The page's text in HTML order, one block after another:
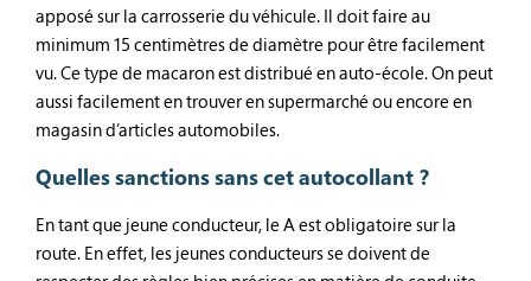
apposé sur la carrosserie du véhicule. Il doit faire au
minimum 15 centimètres de diamètre pour être facilement
vu. Ce type de macaron est distribué en auto-école. On peut
aussi facilement en trouver en supermarché ou encore en
magasin d’articles automobiles.
Quelles sanctions sans cet autocollant ?
En tant que jeune conducteur, le A est obligatoire sur la
route. En effet, les jeunes conducteurs se doivent de